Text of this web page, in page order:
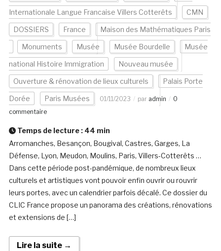
Internationale Langue Francaise Villers Cotterêts CMN
DOSSIERS France Maison des Mathématiques Paris
Monuments Musée Musée Bourdelle Musée
national Histoire Immigration Nouveau musée
Ouverture & rénovation de lieux culturels Palais Porte
Dorée Paris Musées 01/11/2023 par admin
0
commentaire
Temps de lecture : 44 min
Arromanches, Besançon, Bougival, Castres, Garges, La
Défense, Lyon, Meudon, Moulins, Paris, Villers-Cotterêts …
Dans cette période post-pandémique, de nombreux lieux
culturels et artistiques vont pouvoir enfin ouvrir ou rouvrir
leurs portes, avec un calendrier parfois décalé. Ce dossier du
CLIC France propose un panorama des créations, rénovations
et extensions de […]
Lire la suite →